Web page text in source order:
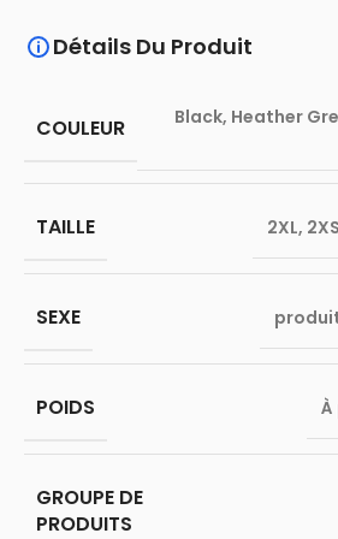
Détails Du Produit
COULEUR Black, Heather
TAILLE 2XL, 2XS
SEXE
POIDS
GROUPE DE
PRODUITS